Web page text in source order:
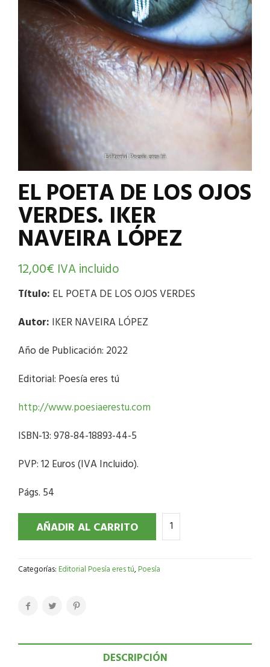
EL POETA DE LOS OJOS
VERDES. IKER
NAVEIRA LÓPEZ
12,00€ IVA incluido
Título: EL POETA DE LOS OJOS VERDES
Autor: IKER NAVEIRA LÓPEZ
Año de Publicación: 2022
Editorial: Poesía eres tú
http://www.poesiaerestu.com
ISBN-13: 978-84-18893-44-5
PVP: 12 Euros (IVA Incluido).
Págs. 54
AÑADIR AL CARRITO
Categorías:Editorial Poesía eres tú,Poesía
DESCRIPCIÓN